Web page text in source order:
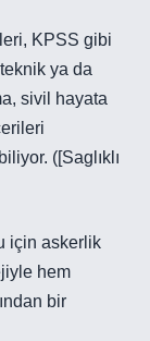
KPSS gibi
ya da
sivil hayata
([Saglıklı
için askerlik
hem
bir